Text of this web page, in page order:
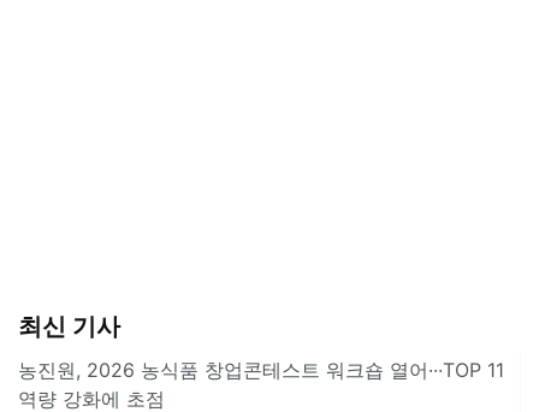
최신 기사
농진원, 2026 농식품 창업콘테스트 워크숍 열어···TOP 11
역량 강화에 초점